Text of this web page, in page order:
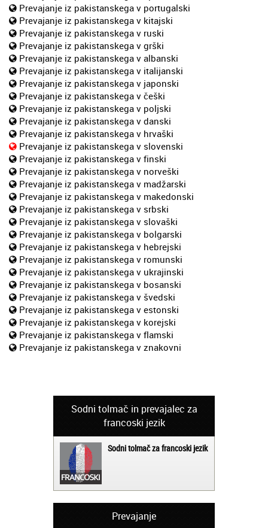
Prevajanje iz pakistanskega v portugalski
Prevajanje iz pakistanskega v kitajski
Prevajanje iz pakistanskega v ruski
Prevajanje iz pakistanskega v grški
Prevajanje iz pakistanskega v albanski
Prevajanje iz pakistanskega v italijanski
Prevajanje iz pakistanskega v japonski
Prevajanje iz pakistanskega v češki
Prevajanje iz pakistanskega v poljski
Prevajanje iz pakistanskega v danski
Prevajanje iz pakistanskega v hrvaški
Prevajanje iz pakistanskega v slovenski
Prevajanje iz pakistanskega v finski
Prevajanje iz pakistanskega v norveški
Prevajanje iz pakistanskega v madžarski
Prevajanje iz pakistanskega v makedonski
Prevajanje iz pakistanskega v srbski
Prevajanje iz pakistanskega v slovaški
Prevajanje iz pakistanskega v bolgarski
Prevajanje iz pakistanskega v hebrejski
Prevajanje iz pakistanskega v romunski
Prevajanje iz pakistanskega v ukrajinski
Prevajanje iz pakistanskega v bosanski
Prevajanje iz pakistanskega v švedski
Prevajanje iz pakistanskega v estonski
Prevajanje iz pakistanskega v korejski
Prevajanje iz pakistanskega v flamski
Prevajanje iz pakistanskega v znakovni
Sodni tolmač in prevajalec za
francoski jezik
Sodni tolmač za francoski jezik
Prevajanje